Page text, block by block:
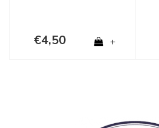
€4,50 +